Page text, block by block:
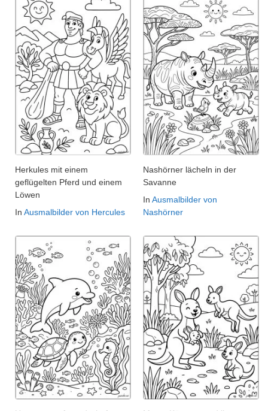
Herkules mit einem
geflügelten Pferd und einem
Löwen
In Ausmalbilder von Hercules
Nashörner lächeln in der
Savanne
In Ausmalbilder von
Nashörner